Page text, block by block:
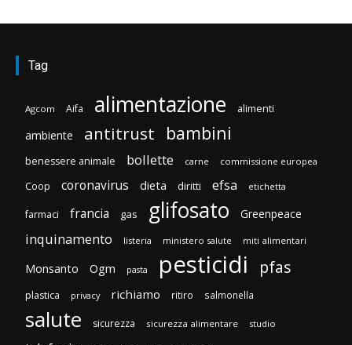
Tag
Agcom Aifa alimentazione alimenti
ambiente antitrust bambini
benessere animale bollette carne commissione europea
Coop coronavirus dieta diritti efsa etichetta
farmaci francia gas glifosato Greenpeace
inquinamento listeria ministero salute miti alimentari
Monsanto Ogm pasta pesticidi pfas
plastica privacy richiamo ritiro salmonella
salute sicurezza sicurezza alimentare studio